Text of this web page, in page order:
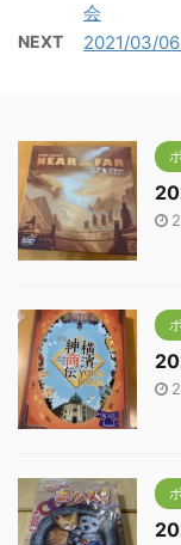
会
NEXT 2021/03/